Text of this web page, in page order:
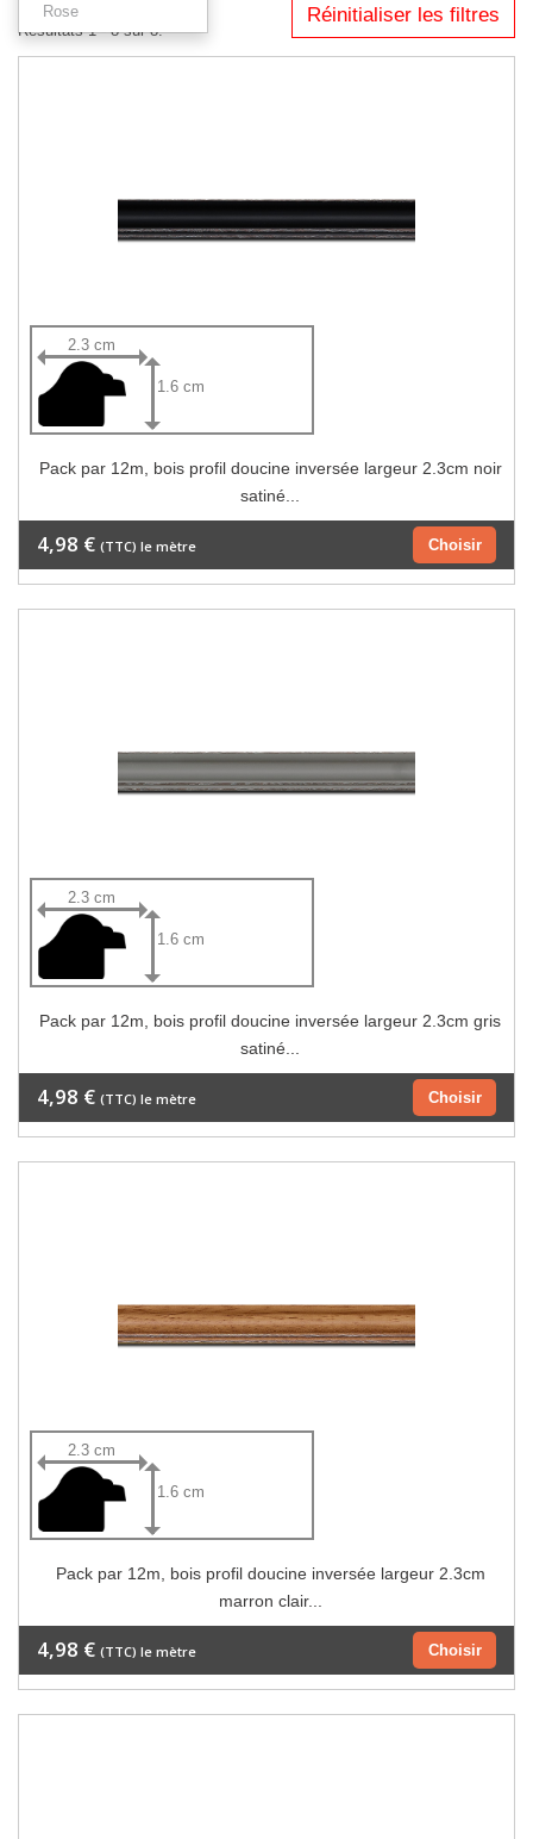
Rose
Réinitialiser les filtres
Résultats 1 - 8 sur 8.
2.3 cm
1.6 cm
Pack par 12m, bois profil doucine inversée largeur 2.3cm noir
satiné...
Choisir
4,98 € (TTC) le mètre
2.3 cm
1.6 cm
Pack par 12m, bois profil doucine inversée largeur 2.3cm gris
satiné...
Choisir
4,98 € (TTC) le mètre
2.3 cm
1.6 cm
Pack par 12m, bois profil doucine inversée largeur 2.3cm
marron clair...
Choisir
4,98 € (TTC) le mètre